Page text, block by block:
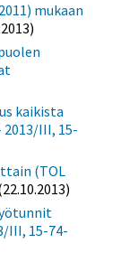
mukaan
kaikista
III, 15-
(TOL
III, 15-74-